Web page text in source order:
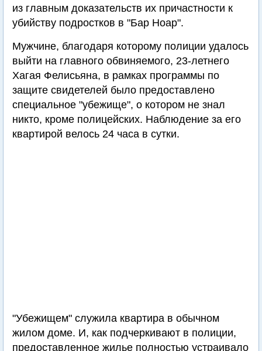
из главным доказательств их причастности к
убийству подростков в "Бар Ноар".
Мужчине, благодаря которому полиции удалось
выйти на главного обвиняемого, 23-летнего
Хагая Фелисьяна, в рамках программы по
защите свидетелей было предоставлено
специальное "убежище", о котором не знал
никто, кроме полицейских. Наблюдение за его
квартирой велось 24 часа в сутки.
"Убежищем" служила квартира в обычном
жилом доме. И, как подчеркивают в полиции,
предоставленное жилье полностью устраивало